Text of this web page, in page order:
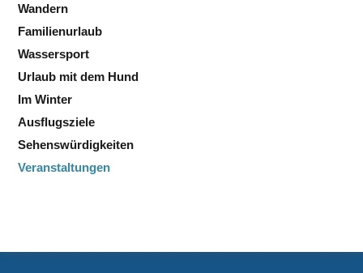
Wandern
Familienurlaub
Wassersport
Urlaub mit dem Hund
Im Winter
Ausflugsziele
Sehenswürdigkeiten
Veranstaltungen